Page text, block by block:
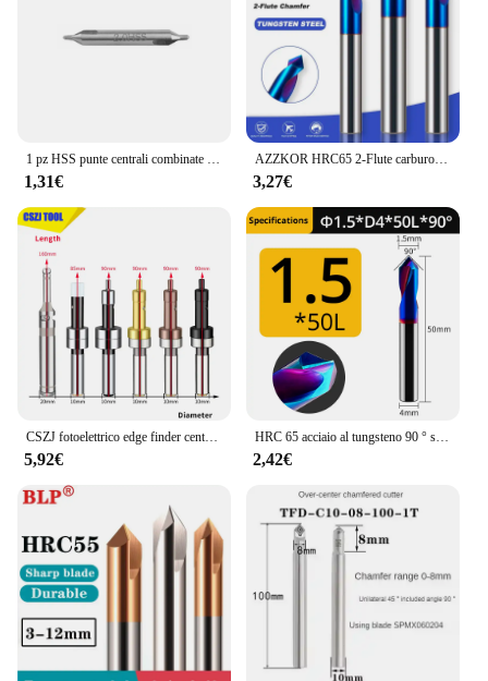
1 pz HSS punte centrali combinate 60 gradi controsoffitti Set di punte angolari 1.0mm 1.5mm 2.0mm 2.5mm 3mm 5mm punta da trapano in metallo
1,31€
AZZKOR HRC65 2-Flute carburo di acciaio al tungsteno blu Nano rivestimento trapano di centraggio CNC lavorazione meccanica smusso fresa
3,27€
CSZJ fotoelettrico edge finder centraggio centro di lavoro ceramic electronic LED Buzzer fresatura CNC machine tool SEF
5,92€
HRC 65 acciaio al tungsteno 90 ° smusso di centraggio 2 lame in acciaio inossidabile speciale, trapano a punta in carburo rivestito nano blu
2,42€